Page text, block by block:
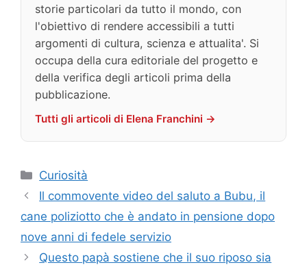
storie particolari da tutto il mondo, con
l'obiettivo di rendere accessibili a tutti
argomenti di cultura, scienza e attualita'. Si
occupa della cura editoriale del progetto e
della verifica degli articoli prima della
pubblicazione.
Tutti gli articoli di Elena Franchini →
Categorie
Curiosità
Il commovente video del saluto a Bubu, il
cane poliziotto che è andato in pensione dopo
nove anni di fedele servizio
Questo papà sostiene che il suo riposo sia